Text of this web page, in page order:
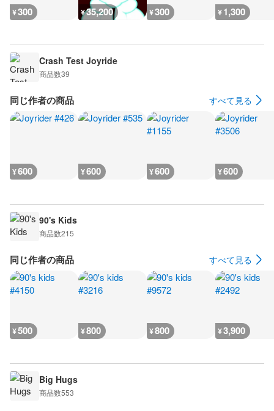
¥300 ¥35,200 ¥300 ¥1,300
Crash Test Joyride
商品数39
同じ作者の商品 すべて見る
¥600 ¥600 ¥600 ¥600
90's Kids
商品数215
同じ作者の商品 すべて見る
¥500 ¥800 ¥800 ¥3,900
Big Hugs
商品数553